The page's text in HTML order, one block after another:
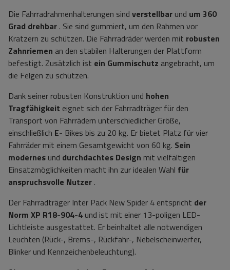
Die Fahrradrahmenhalterungen sind verstellbar und um 360
Grad drehbar . Sie sind gummiert, um den Rahmen vor
Kratzern zu schützen. Die Fahrradräder werden mit robusten
Zahnriemen an den stabilen Halterungen der Plattform
befestigt. Zusätzlich ist ein Gummischutz angebracht, um
die Felgen zu schützen.
Dank seiner robusten Konstruktion und hohen
Tragfähigkeit eignet sich der Fahrradträger für den
Transport von Fahrrädern unterschiedlicher Größe,
einschließlich E- Bikes bis zu 20 kg. Er bietet Platz für vier
Fahrräder mit einem Gesamtgewicht von 60 kg. Sein
modernes und durchdachtes Design mit vielfältigen
Einsatzmöglichkeiten macht ihn zur idealen Wahl für
anspruchsvolle Nutzer .
Der Fahrradträger Inter Pack New Spider 4 entspricht der
Norm XP R18-904-4 und ist mit einer 13-poligen LED-
Lichtleiste ausgestattet. Er beinhaltet alle notwendigen
Leuchten (Rück-, Brems-, Rückfahr-, Nebelscheinwerfer,
Blinker und Kennzeichenbeleuchtung).